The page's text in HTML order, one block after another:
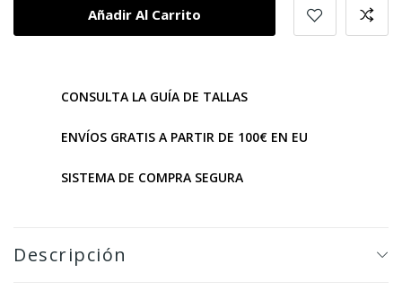
Añadir Al Carrito
CONSULTA LA GUÍA DE TALLAS
ENVÍOS GRATIS A PARTIR DE 100€ EN EU
SISTEMA DE COMPRA SEGURA
Descripción